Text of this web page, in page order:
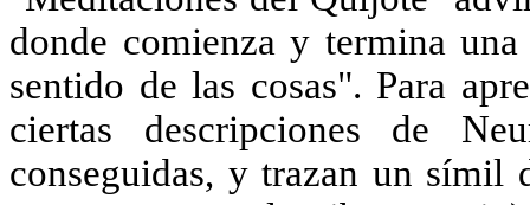
donde comienza y termina
sentido de las cosas". Para
ciertas descripciones de
conseguidas, y trazan un símil